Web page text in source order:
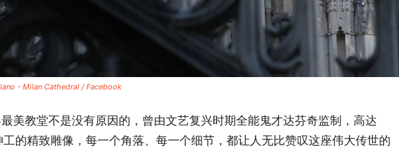
- Milan Cathedral / Facebook
美教堂不是没有原因的，曾由文艺复兴时期全能鬼才达芬奇监制，高达
的精致雕像，每一个角落、每一个细节，都让人无比赞叹这座伟大传世的